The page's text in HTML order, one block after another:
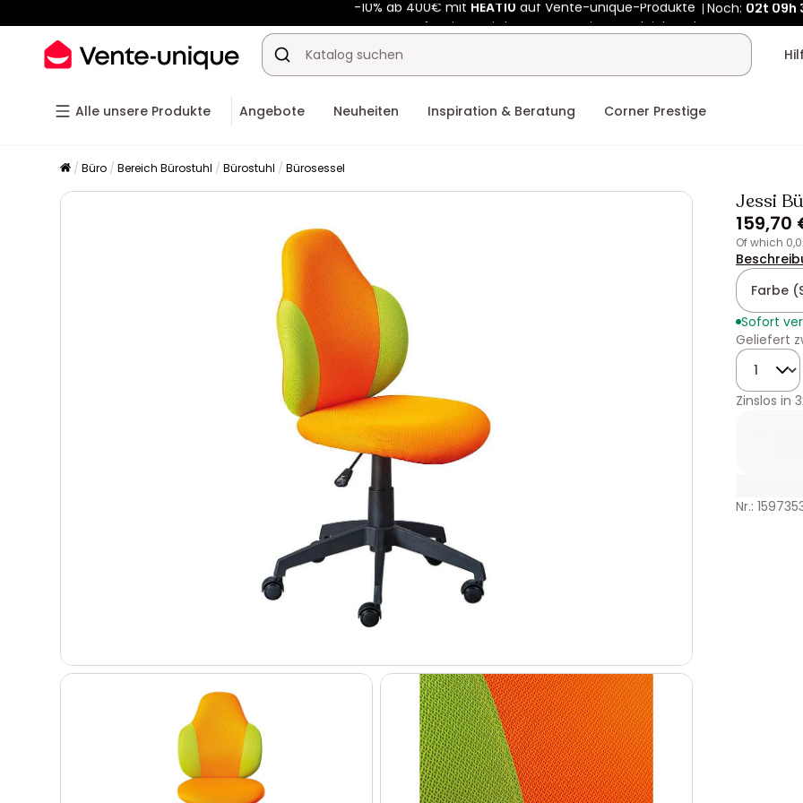
Kauf-unique wird zu Vente-unique - Gleicher Shop, neuer
-10% ab 400€ mitHEAT10auf Vente-unique-Produkte Noch:02t
Alle unsere Produkte Angebote Neuheiten Inspiration & Beratung Corner Prestige
Büro Bereich Bürostuhl Bürostuhl Bürosessel
Jessi
159,70
of which
Farbe
Sofort
Geliefert
Menge
Zinslos in
Nr.: